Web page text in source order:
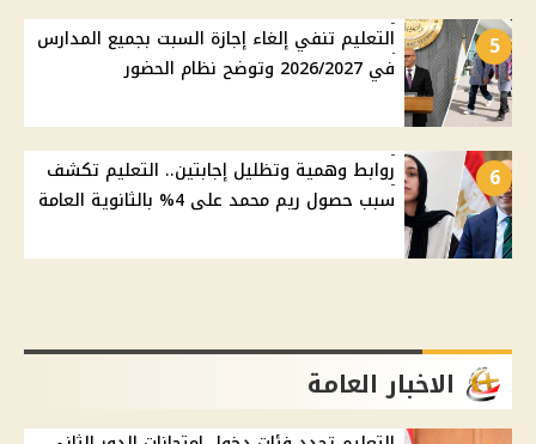
5
التعليم تنفي إلغاء إجازة السبت بجميع المدارس
في 2026/2027 وتوضح نظام الحضور
6
روابط وهمية وتظليل إجابتين.. التعليم تكشف
سبب حصول ريم محمد على 4% بالثانوية العامة
الاخبار العامة